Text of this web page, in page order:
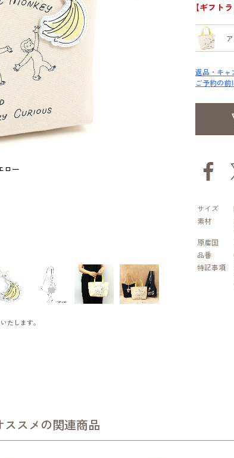
ロー
たします。
【ギフト
返品・キャ
ご予約の前
サイズ
素材
原産国
品番
特記事項
ススメの関連商品